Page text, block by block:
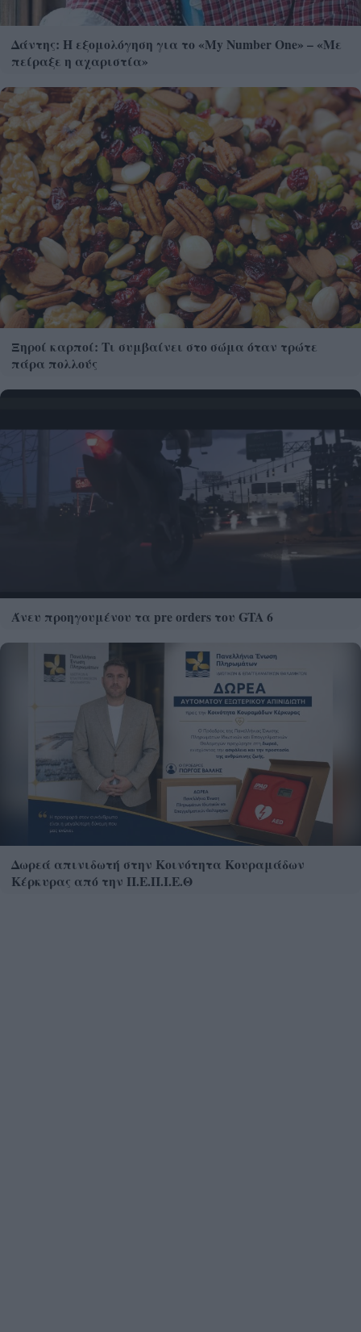
Δάντης: Η εξομολόγηση για το «My Number One» – «Με
πείραξε η αχαριστία»
Ξηροί καρποί: Τι συμβαίνει στο σώμα όταν τρώτε
πάρα πολλούς
Άνευ προηγουμένου τα pre orders του GTA 6
Δωρεά απινιδωτή στην Κοινότητα Κουραμάδων
Κέρκυρας από την Π.Ε.Π.Ι.Ε.Θ